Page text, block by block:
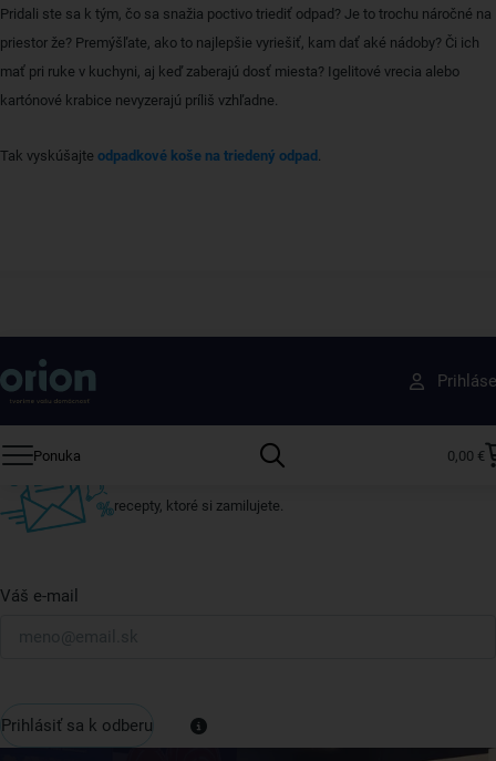
Pridali ste sa k tým, čo sa snažia poctivo triediť odpad? Je to trochu náročné na
priestor že? Premýšľate, ako to najlepšie vyriešiť, kam dať aké nádoby? Či ich
mať pri ruke v kuchyni, aj keď zaberajú dosť miesta? Igelitové vrecia alebo
kartónové krabice nevyzerajú príliš vzhľadne.
Tak vyskúšajte odpadkové koše na triedený odpad .
Ponuka 0,00 €
Získajte rady, recepty a tipy na zľavy skôr ako
ktokoľvek iný
Prihláste sa k odberu nášho newslettera.
recepty, ktoré si zamilujete.
Váš e-mail
Prihlásiť sa k odberu